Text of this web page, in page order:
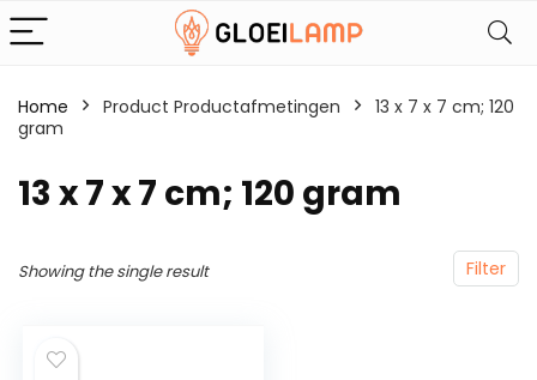
Home Product Productafmetingen
‎13 x 7 x 7 cm; 120
gram
‎13 x 7 x 7 cm; 120 gram
Filter
Showing the single result